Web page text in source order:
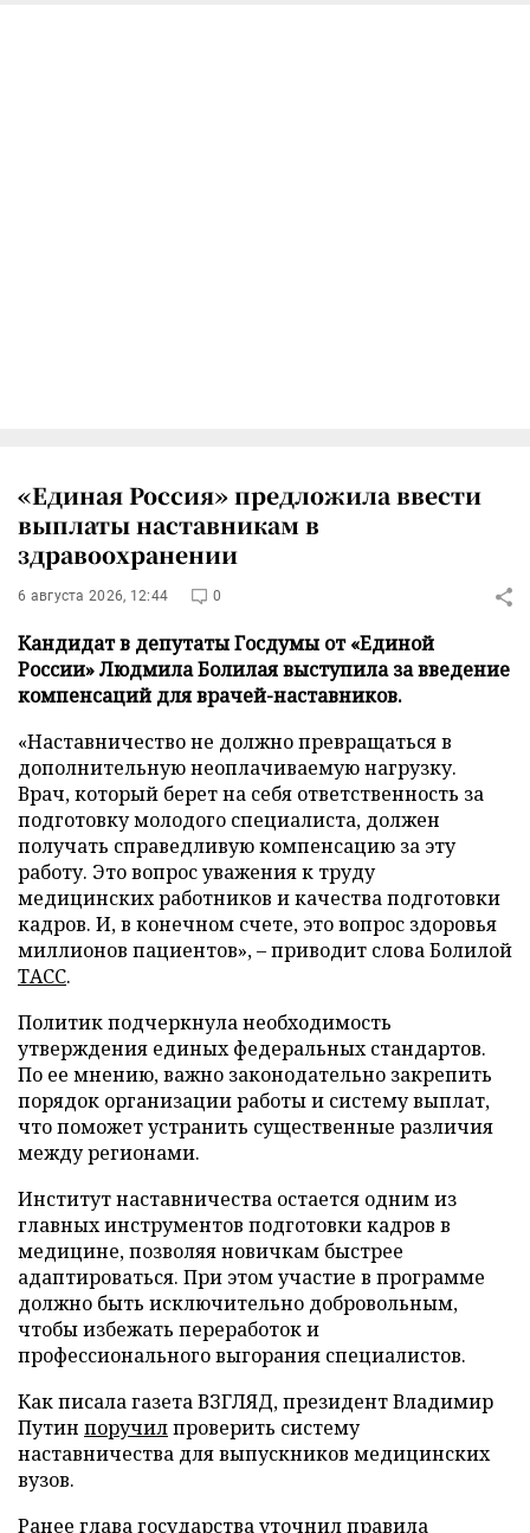
«Единая Россия» предложила ввести
выплаты наставникам в
здравоохранении
6 августа 2026, 12:44 0
Кандидат в депутаты Госдумы от «Единой
России» Людмила Болилая выступила за введение
компенсаций для врачей-наставников.
«Наставничество не должно превращаться в
дополнительную неоплачиваемую нагрузку.
Врач, который берет на себя ответственность за
подготовку молодого специалиста, должен
получать справедливую компенсацию за эту
работу. Это вопрос уважения к труду
медицинских работников и качества подготовки
кадров. И, в конечном счете, это вопрос здоровья
миллионов пациентов», – приводит слова Болилой
ТАСС.
Политик подчеркнула необходимость
утверждения единых федеральных стандартов.
По ее мнению, важно законодательно закрепить
порядок организации работы и систему выплат,
что поможет устранить существенные различия
между регионами.
Институт наставничества остается одним из
главных инструментов подготовки кадров в
медицине, позволяя новичкам быстрее
адаптироваться. При этом участие в программе
должно быть исключительно добровольным,
чтобы избежать переработок и
профессионального выгорания специалистов.
Как писала газета ВЗГЛЯД, президент Владимир
Путин поручилпроверить систему
наставничества для выпускников медицинских
вузов.
Ранее глава государствауточнилправила